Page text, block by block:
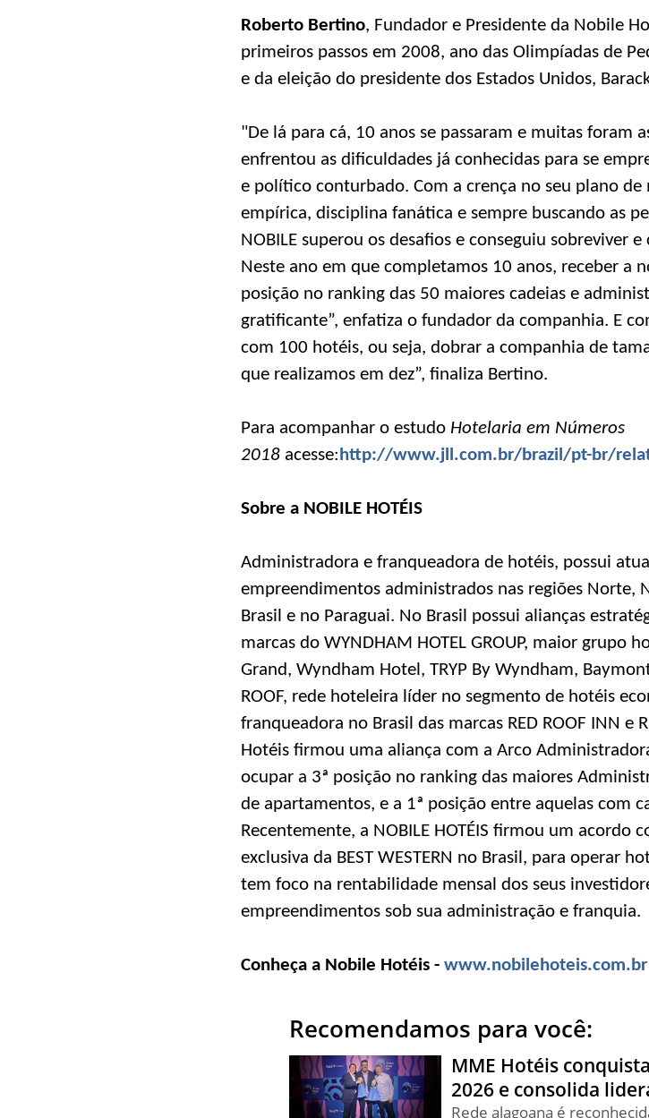
Roberto Bertino, Fundador e Presidente da Nobile
primeiros passos em 2008, ano das Olimpíadas de
e da eleição do presidente dos Estados Unidos,
"De lá para cá, 10 anos se passaram e muitas foram
enfrentou as dificuldades já conhecidas para se
e político conturbado. Com a crença no seu plano
empírica, disciplina fanática e sempre buscando as
NOBILE superou os desafios e conseguiu sobreviver
Neste ano em que completamos 10 anos, receber a
posição no ranking das 50 maiores cadeias e
gratificante”, enfatiza o fundador da companhia. E
com 100 hotéis, ou seja, dobrar a companhia de
que realizamos em dez”, finaliza Bertino.
Para acompanhar o estudo Hotelaria em Números
2018acesse:http://www.jll.com.br/brazil/pt-br/
Sobre a NOBILE HOTÉIS
Administradora e franqueadora de hotéis, possui
empreendimentos administrados nas regiões Norte,
Brasil e no Paraguai. No Brasil possui alianças
marcas do WYNDHAM HOTEL GROUP, maior grupo
Grand, Wyndham Hotel, TRYP By Wyndham,
ROOF, rede hoteleira líder no segmento de hotéis
franqueadora no Brasil das marcas RED ROOF INN e
Hotéis firmou uma aliança com a Arco
ocupar a 3ª posição no ranking das maiores
de apartamentos, e a 1ª posição entre aquelas com
Recentemente, a NOBILE HOTÉIS firmou um acordo
exclusiva da BEST WESTERN no Brasil, para operar
tem foco na rentabilidade mensal dos seus
empreendimentos sob sua administração e franquia.
Conheça a Nobile Hotéis - www.nobilehoteis.com.br
Recomendamos para você:
MME Hotéis
2026 e consolida
Rede alagoana é